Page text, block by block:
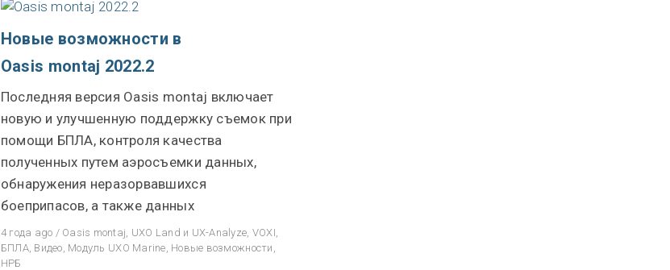
Новые возможности в
Oasis montaj 2022.2
Последняя версия Oasis montaj включает
новую и улучшенную поддержку съемок при
помощи БПЛА, контроля качества
полученных путем аэросъемки данных,
обнаружения неразорвавшихся
боеприпасов, а также данных
4 года ago / Oasis montaj, UXO Land и UX-Analyze, VOXI,
БПЛА, Видео, Модуль UXO Marine, Новые возможности ,
НРБ